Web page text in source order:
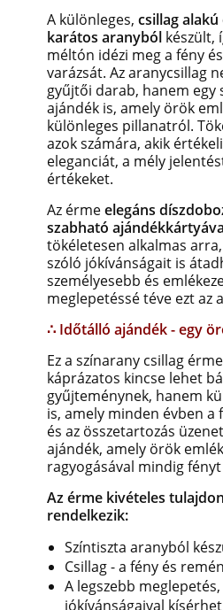
A különleges, csillag
karátos aranyból készült,
méltón idézi meg a fény
varázsát. Az aranycsillag
gyűjtői darab, hanem egy
ajándék is, amely örök
különleges pillanatról.
azok számára, akik
eleganciát, a mély
értékeket.
Az érmeelegáns
szabható
tökéletesen alkalmas
szóló jókívánságait is
személyesebb és
meglepetéssé téve ezt az
∴ Időtálló ajándék - egy
Ez a színarany csillag
káprázatos kincse lehet
gyűjteménynek, hanem
is, amely minden évben a
és az összetartozás
ajándék, amely örök
ragyogásával mindig
Az érme kivételes
rendelkezik:
Színtiszta aranyból
Csillag - a fény és
A legszebb
jókívánságaival kísérhet